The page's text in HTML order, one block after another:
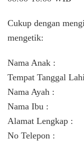
Cukup dengan
mengetik:
Nama Anak :
Tempat Tanggal
Nama Ayah :
Nama Ibu :
Alamat Lengkap :
No Telepon :